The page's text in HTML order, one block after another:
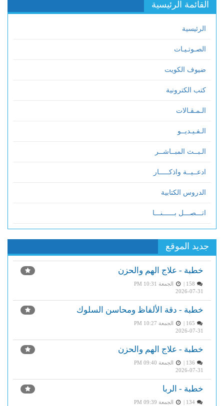
القائمة الرئيسية
الرئيسية
الصـوتـيـات
ضيوف الكويت
كتب الكترونية
الـمـقـالات
الـفـيـديــو
الـبــث المبــاشــر
ادعــيــة واذكـــــار
الدروس الكتابية
اتـــصـــل بــــــنـــا
جديد الموقع
خطبة - علاج الهم والحزن
الجمعة PM 10:31
2026-07-31
خطبة - دقة الألفاظ ومحاسن السلوك
الجمعة PM 10:27
2026-07-31
خطبة - علاج الهم والحزن
الجمعة PM 09:40
2026-07-31
خطبة - الربا
134 |
الجمعة PM 09:39